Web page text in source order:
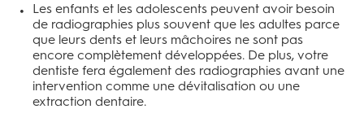
Les enfants et les adolescents peuvent avoir besoin
de radiographies plus souvent que les adultes parce
que leurs dents et leurs mâchoires ne sont pas
encore complètement développées. De plus, votre
dentiste fera également des radiographies avant une
intervention comme une dévitalisation ou une
extraction dentaire.